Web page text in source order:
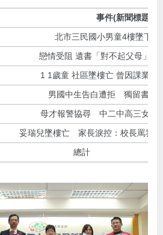
事件(新聞標題)
北市三民國小男童4樓墜下
戀情受阻 遺書「對不起父母」小
1 1歲童 社區墜樓亡 曾因課業問
男國中生告白遭拒 獨留書包
母才報警協尋 中二中高三女學
妥瑞兒墜樓亡 家長淚控：校長罵我
總計